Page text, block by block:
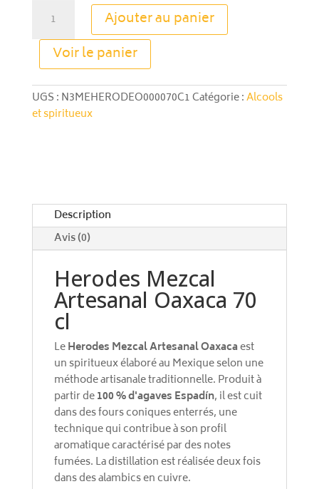
Herodes
Mezcal
Artesanal
Oaxaca
Ajouter au panier
Voir le panier
A
l
e
:
UGS : N3MEHERODEO000070C1Catégorie :Alcools
et spiritueux
Description
Avis (0)
Herodes Mezcal
Artesanal Oaxaca 70
cl
LeHerodes Mezcal Artesanal Oaxacaest
un spiritueux élaboré au Mexique selon une
méthode artisanale traditionnelle. Produit à
partir de100 % d'agaves Espadín, il est cuit
dans des fours coniques enterrés, une
technique qui contribue à son profil
aromatique caractérisé par des notes
fumées. La distillation est réalisée deux fois
dans des alambics en cuivre.